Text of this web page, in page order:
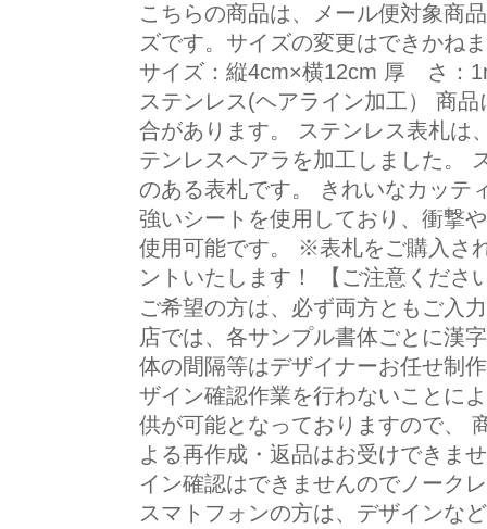
こちらの商品は、メール便対象商
ズです。サイズの変更はできかね
サイズ：縦4cm×横12cm 厚 さ：
ステンレス(ヘアライン加工） 商
合があります。 ステンレス表札は
テンレスヘアラを加工しました。
のある表札です。 きれいなカッテ
強いシートを使用しており、衝撃
使用可能です。 ※表札をご購入さ
ントいたします！ 【ご注意くだ
ご希望の方は、必ず両方ともご入
店では、各サンプル書体ごとに漢
体の間隔等はデザイナーお任せ制
ザイン確認作業を行わないことに
供が可能となっておりますので、
よる再作成・返品はお受けできま
イン確認はできませんのでノーク
スマトフォンの方は、デザインな